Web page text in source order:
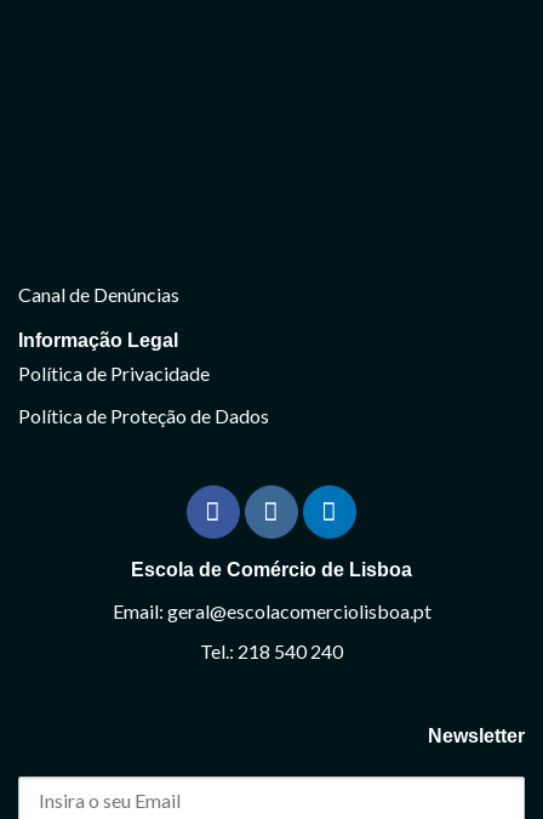
Canal de Denúncias
Informação Legal
Política de Privacidade
Política de Proteção de Dados
Escola de Comércio de Lisboa
Email: geral@escolacomerciolisboa.pt
Tel.: 218 540 240
Newsletter